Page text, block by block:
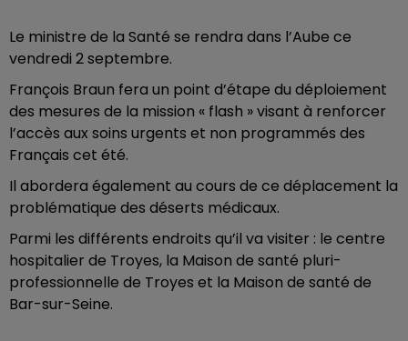
Le ministre de la Santé se rendra dans l’Aube ce
vendredi 2 septembre.
François Braun fera un point d’étape du déploiement
des mesures de la mission « flash » visant à renforcer
l’accès aux soins urgents et non programmés des
Français cet été.
Il abordera également au cours de ce déplacement la
problématique des déserts médicaux.
Parmi les différents endroits qu’il va visiter : le centre
hospitalier de Troyes, la Maison de santé pluri-
professionnelle de Troyes et la Maison de santé de
Bar-sur-Seine.